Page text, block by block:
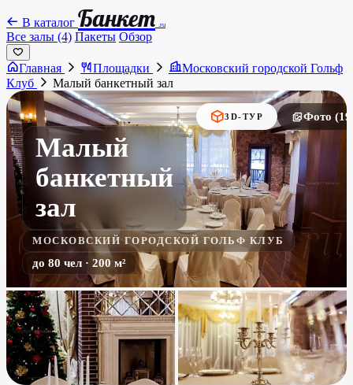
В каталог Банкет .ru
Все залы (4) Пакеты Обзор
Главная Площадки
Московский городской Гольф
Клуб
Малый банкетный зал
Малый
банкетный
зал
3D-ТУР Фото
МОСКОВСКИЙ ГОРОДСКОЙ ГОЛЬФ КЛУБ
до 80 чел · 200 м²